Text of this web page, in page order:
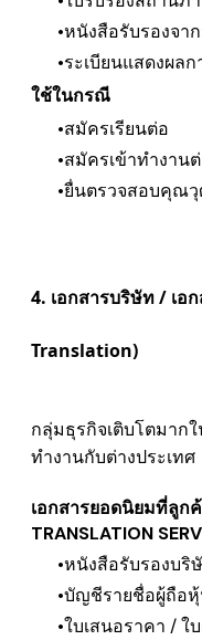
หนังสือรับรองจา
ระเบียนแสดงผล
ใช้ในกรณี
สมัครเรียนต่อ
สมัครเข้าทำงาน
ยื่นตรวจสอบคุณวุ
4. เอกสารบริษัท / เอ
Translation)
กลุ่มธุรกิจเติบโตมาก
ทำงานกับต่างประเทศ
เอกสารยอดนิยมที่ลูก
TRANSLATION
หนังสือรับรองบริ
บัญชีรายชื่อผู้ถือหุ้
ใบเสนอราคา / ใ